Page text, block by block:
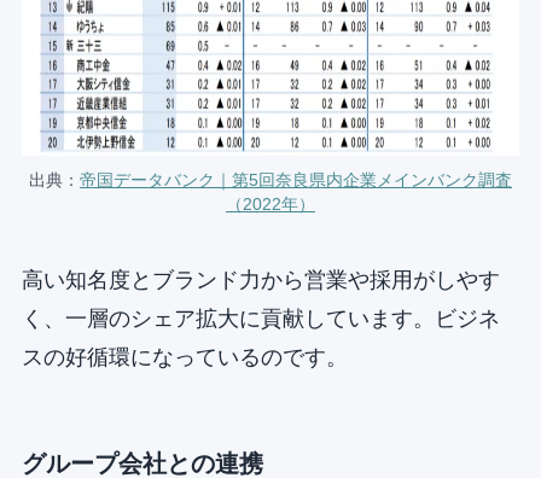
出典： 帝国データバンク｜第5回奈良県内企業メインバンク調査
（2022年）
高い知名度とブランド力から営業や採用がしやす
く、一層のシェア拡大に貢献しています。ビジネ
スの好循環になっているのです。
グループ会社との連携